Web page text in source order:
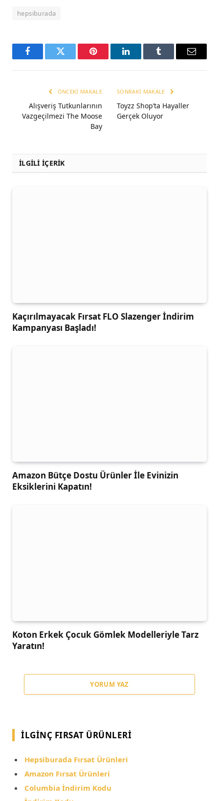
hepsiburada
FacebookTwitter Pinterest LinkedInTumblr Email
ÖNCEKI MAKALE
Alışveriş Tutkunlarının
Vazgeçilmezi The Moose
Bay
SONRAKI MAKALE
Toyzz Shop’ta Hayaller
Gerçek Oluyor
İLGİLİ İÇERİK
Kaçırılmayacak Fırsat FLO Slazenger İndirim
Kampanyası Başladı!
Amazon Bütçe Dostu Ürünler İle Evinizin
Eksiklerini Kapatın!
Koton Erkek Çocuk Gömlek Modelleriyle Tarz
Yaratın!
YORUM YAZ
İLGINÇ FIRSAT ÜRÜNLERI
Hepsiburada Fırsat Ürünleri
Amazon Fırsat Ürünleri
Columbia İndirim Kodu